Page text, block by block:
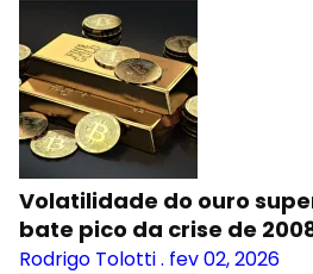
Volatilidade do ouro
bate pico da crise de
Rodrigo Tolotti. fev 02, 2026